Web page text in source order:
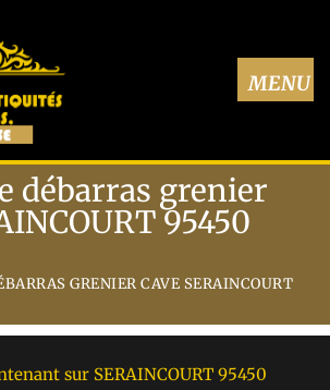
débarras grenier
95450
GRENIER CAVE SERAINCOURT
sur SERAINCOURT 95450